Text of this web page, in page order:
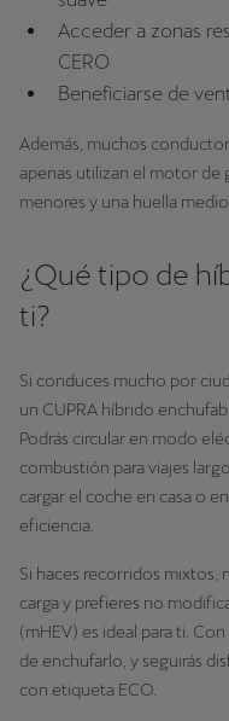
Acceder a zonas
CERO
Beneficiarse de
Además, muchos
apenas utilizan el motor de
menores y una huella
¿Qué tipo de
ti?
Si conduces mucho por
un CUPRA híbrido
Podrás circular en modo
combustión para viajes
cargar el coche en casa o
eficiencia.
Si haces recorridos mixtos,
carga y prefieres no
(mHEV) es ideal para ti.
de enchufarlo, y seguirás
con etiqueta ECO.